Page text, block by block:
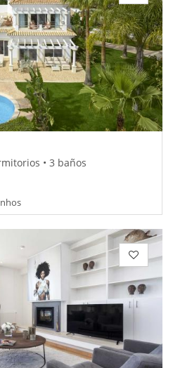
• 3 baños